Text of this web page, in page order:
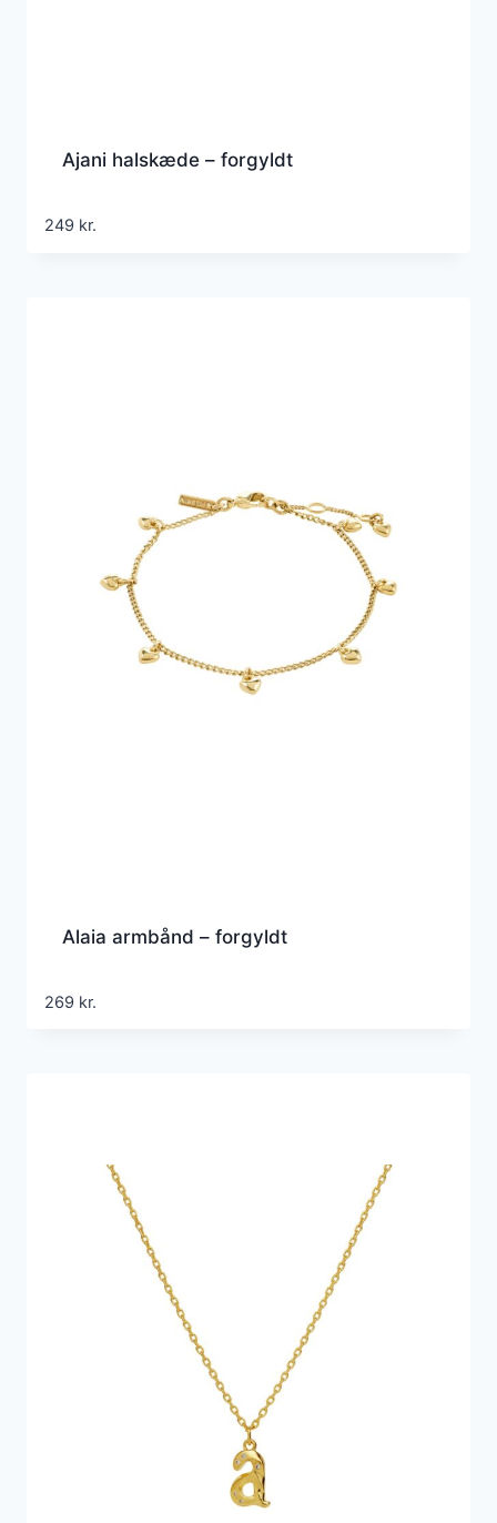
Ajani halskæde – forgyldt
249 kr.
Alaia armbånd – forgyldt
269 kr.